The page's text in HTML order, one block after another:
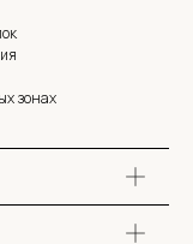
зонах